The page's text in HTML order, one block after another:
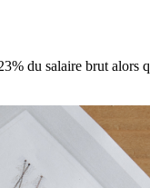
du salaire brut alors